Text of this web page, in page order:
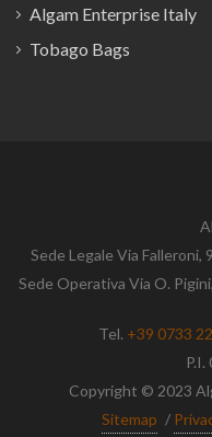
Algam Enterprise Italy
Tobago Bags
Sede Legale Via Falleroni,
Sede Operativa Via O.
Tel. +39 0733
Copyright © 2023
Sitemap /